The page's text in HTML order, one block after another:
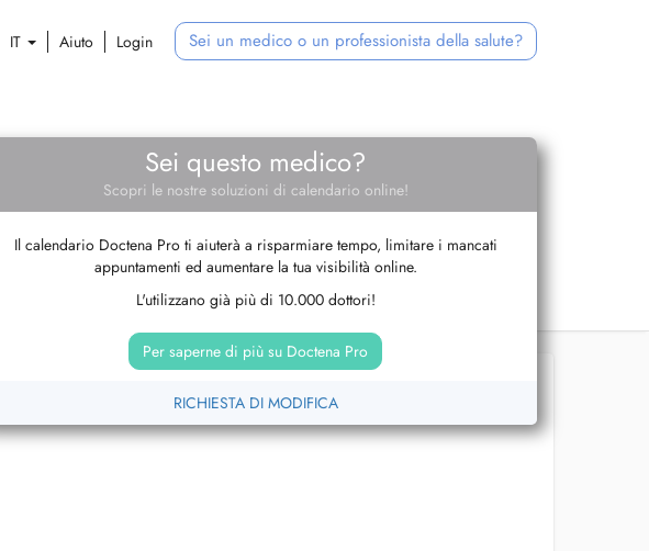
IT Aiuto Login Sei un medico o un professionista della salute?
Sei questo medico?
Scopri le nostre soluzioni di calendario online!
Il calendario Doctena Pro ti aiuterà a risparmiare tempo, limitare i mancati
appuntamenti ed aumentare la tua visibilità online.
L'utilizzano già più di 10.000 dottori!
Per saperne di più su Doctena Pro
RICHIESTA DI MODIFICA